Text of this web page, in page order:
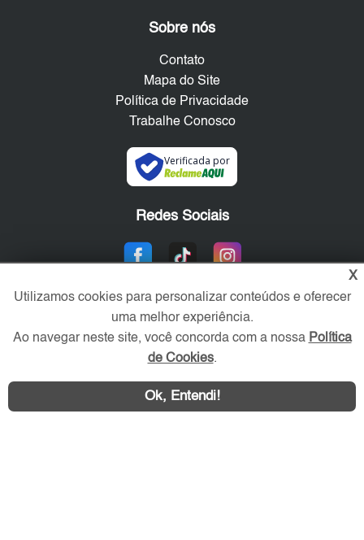
Sobre nós
Contato
Mapa do Site
Política de Privacidade
Trabalhe Conosco
Verificada por
Redes Sociais
Área exclusiva aos anunciantes,
acesse sua conta:
X
Utilizamos cookies para personalizar conteúdos e oferecer
uma melhor experiência.
Ao navegar neste site, você concorda com a nossa Política
de Cookies.
Ok, Entendi!